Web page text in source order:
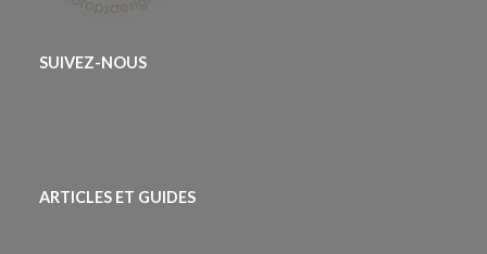
SUIVEZ-NOUS
ARTICLES ET GUIDES